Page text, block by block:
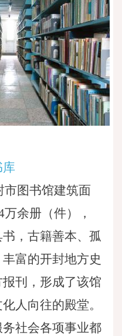
库
市图书馆建筑面
余册（件），
，古籍善本、孤
富的开封地方史
刊，形成了该馆
人向往的殿堂。
社会各项事业都